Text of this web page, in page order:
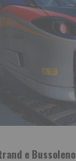
e Bussoleno